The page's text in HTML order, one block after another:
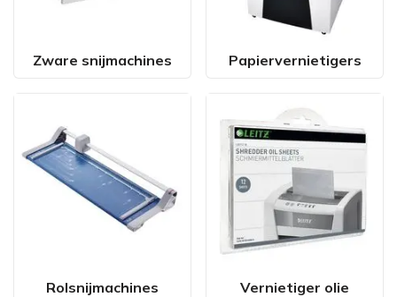
Zware snijmachines Papiervernietigers
Rolsnijmachines Vernietiger olie